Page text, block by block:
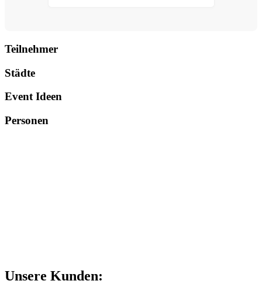
Teilnehmer
Städte
Event Ideen
Personen
Unsere Kunden: